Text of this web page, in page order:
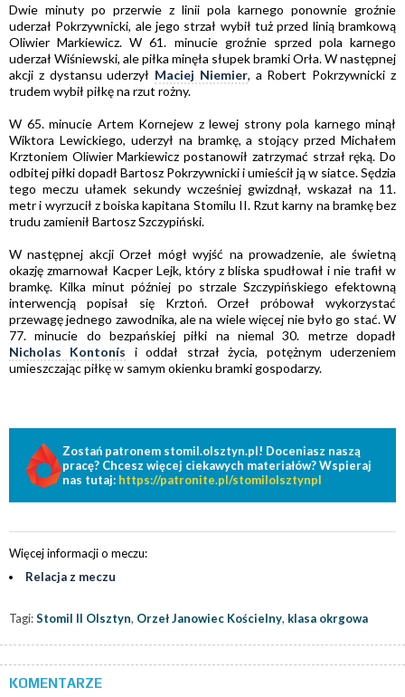
Dwie minuty po przerwie z linii pola karnego ponownie groźnie
uderzał Pokrzywnicki, ale jego strzał wybił tuż przed linią bramkową
Oliwier Markiewicz. W 61. minucie groźnie sprzed pola karnego
uderzał Wiśniewski, ale piłka minęła słupek bramki Orła. W następnej
akcji z dystansu uderzył Maciej Niemier, a Robert Pokrzywnicki z
trudem wybił piłkę na rzut rożny.
W 65. minucie Artem Kornejew z lewej strony pola karnego minął
Wiktora Lewickiego, uderzył na bramkę, a stojący przed Michałem
Krztoniem Oliwier Markiewicz postanowił zatrzymać strzał ręką. Do
odbitej piłki dopadł Bartosz Pokrzywnicki i umieścił ją w siatce. Sędzia
tego meczu ułamek sekundy wcześniej gwizdnął, wskazał na 11.
metr i wyrzucił z boiska kapitana Stomilu II. Rzut karny na bramkę bez
trudu zamienił Bartosz Szczypiński.
W następnej akcji Orzeł mógł wyjść na prowadzenie, ale świetną
okazję zmarnował Kacper Lejk, który z bliska spudłował i nie trafił w
bramkę. Kilka minut później po strzale Szczypińskiego efektowną
interwencją popisał się Krztoń. Orzeł próbował wykorzystać
przewagę jednego zawodnika, ale na wiele więcej nie było go stać. W
77. minucie do bezpańskiej piłki na niemal 30. metrze dopadł
Nicholas Kontonís i oddał strzał życia, potężnym uderzeniem
umieszczając piłkę w samym okienku bramki gospodarzy.
Zostań patronem stomil.olsztyn.pl! Doceniasz naszą
pracę? Chcesz więcej ciekawych materiałów? Wspieraj
nas tutaj: https://patronite.pl/stomilolsztynpl
Więcej informacji o meczu:
Relacja z meczu
Tagi:Stomil II Olsztyn, Orzeł Janowiec Kościelny, klasa okrgowa
KOMENTARZE